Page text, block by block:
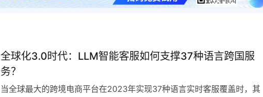
全球化3.0时代：LLM智能客服如何支撑37种语言跨国服
务？
当全球最大的跨境电商平台在2023年实现37种语言实时客服覆盖时，其